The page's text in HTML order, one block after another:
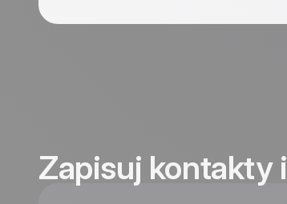
Zapisuj kontakty i